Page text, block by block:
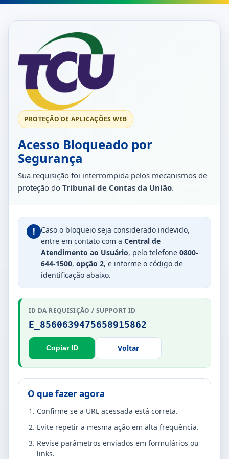
PROTEÇÃO DE APLICAÇÕES WEB
Acesso Bloqueado por
Segurança
Sua requisição foi interrompida pelos mecanismos de
proteção do Tribunal de Contas da União.
!
Caso o bloqueio seja considerado indevido,
entre em contato com a Central de
Atendimento ao Usuário, pelo telefone 0800-
644-1500, opção 2, e informe o código de
identificação abaixo.
ID DA REQUISIÇÃO / SUPPORT ID
E_8560639475658915862
Copiar ID Voltar
O que fazer agora
Confirme se a URL acessada está correta.
Evite repetir a mesma ação em alta frequência.
Revise parâmetros enviados em formulários ou
links.